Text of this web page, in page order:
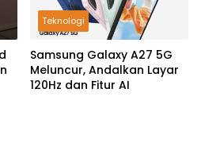
Teknologi
Samsung Galaxy A27 5G
Meluncur, Andalkan Layar
120Hz dan Fitur AI